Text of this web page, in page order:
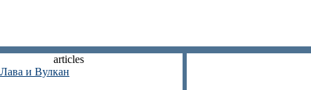
articles
Лава и Вулкан